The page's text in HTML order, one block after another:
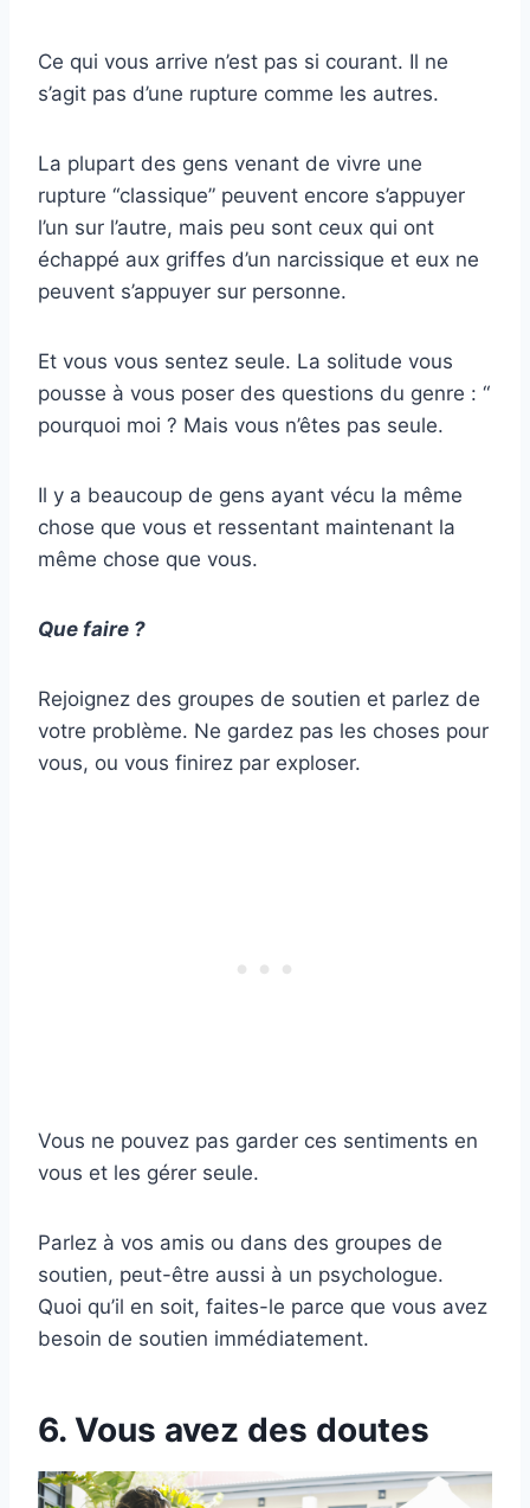
Ce qui vous arrive n’est pas si courant. Il ne
s’agit pas d’une rupture comme les autres.
La plupart des gens venant de vivre une
rupture “classique” peuvent encore s’appuyer
l’un sur l’autre, mais peu sont ceux qui ont
échappé aux griffes d’un narcissique et eux ne
peuvent s’appuyer sur personne.
Et vous vous sentez seule. La solitude vous
pousse à vous poser des questions du genre : “
pourquoi moi ? Mais vous n’êtes pas seule.
Il y a beaucoup de gens ayant vécu la même
chose que vous et ressentant maintenant la
même chose que vous.
Que faire ?
Rejoignez des groupes de soutien et parlez de
votre problème. Ne gardez pas les choses pour
vous, ou vous finirez par exploser.
Vous ne pouvez pas garder ces sentiments en
vous et les gérer seule.
Parlez à vos amis ou dans des groupes de
soutien, peut-être aussi à un psychologue.
Quoi qu’il en soit, faites-le parce que vous avez
besoin de soutien immédiatement.
6. Vous avez des doutes